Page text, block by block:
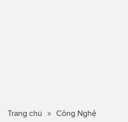
Trang chủ Công Nghệ